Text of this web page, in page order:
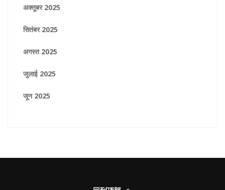
अक्तूबर 2025
सितंबर 2025
अगस्त 2025
जुलाई 2025
जून 2025